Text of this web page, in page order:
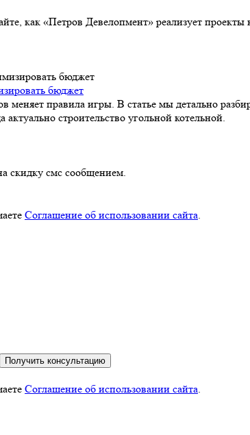
как «Петров Девелопмент» реализует
бюджет
правила игры. В статье мы детально
строительство угольной котельной.
скидку смс сообщением.
Соглашение об использовании сайта.
Получить консультацию
Соглашение об использовании сайта.